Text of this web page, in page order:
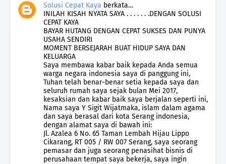
Solusi Cepat Kaya berkata…
INILAH KISAH NYATA SAYA . . . . . . .DENGAN SOLUSI
CEPAT KAYA
BAYAR HUTANG DENGAN CEPAT SUKSES DAN PUNYA
USAHA SENDIRI
MOMENT BERSEJARAH BUAT HIDUP SAYA DAN
KELUARGA
Saya membawa kabar baik kepada Anda semua
warga negara indonesia saya di panggung ini,
Tuhan telah benar-benar setia kepada saya dan
seluruh rumah saya sejak bulan Mei 2017,
kesaksian dan kabar baik saya berjalan seperti ini,
Nama saya Y Sigit Wijatmaka, islam dalam agama
dan saya berasal dari kota Serang indonesia,
dengan alamat saya di bawah ini:
Jl. Azalea 6 No. 65 Taman Lembah Hijau Lippo
Cikarang, RT 005 / RW 007 Serang, saya seorang
pemasar dan juga seorang penasihat bisnis di
perusahaan tempat saya bekerja, saya ingin